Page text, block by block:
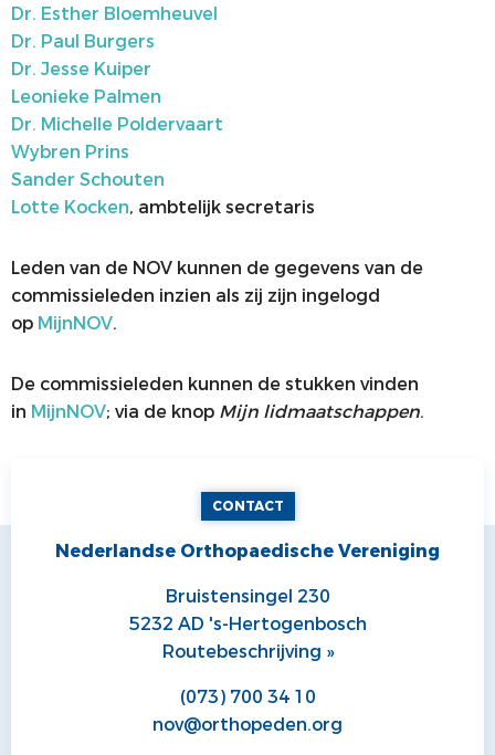
Dr. Esther Bloemheuvel
Dr. Paul Burgers
Dr. Jesse Kuiper
Leonieke Palmen
Dr. Michelle Poldervaart
Wybren Prins
Sander Schouten
Lotte Kocken, ambtelijk secretaris
Leden van de NOV kunnen de gegevens van de
commissieleden inzien als zij zijn ingelogd
op MijnNOV.
De commissieleden kunnen de stukken vinden
in MijnNOV; via de knop Mijn lidmaatschappen.
CONTACT
Nederlandse Orthopaedische Vereniging
Bruistensingel 230
5232 AD 's-Hertogenbosch
Routebeschrijving »
(073) 700 34 10
nov@orthopeden.org